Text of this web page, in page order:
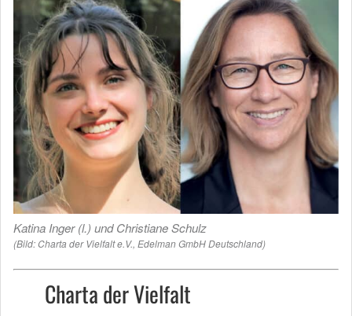
Katina Inger (l.) und Christiane Schulz
(Bild: Charta der Vielfalt e.V., Edelman GmbH Deutschland)
Charta der Vielfalt